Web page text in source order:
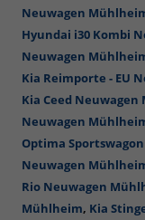
Neuwagen
Hyundai i30 Kombi
Neuwagen
Kia Reimporte - EU
Kia Ceed
Neuwagen
Optima
Neuwagen
Rio Neuwagen
Mühlheim, Kia